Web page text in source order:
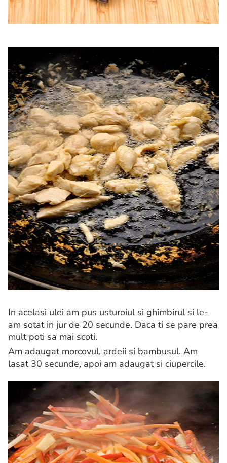
In acelasi ulei am pus usturoiul si ghimbirul si le-
am sotat in jur de 20 secunde. Daca ti se pare prea
mult poti sa mai scoti.
Am adaugat morcovul, ardeii si bambusul. Am
lasat 30 secunde, apoi am adaugat si ciupercile.